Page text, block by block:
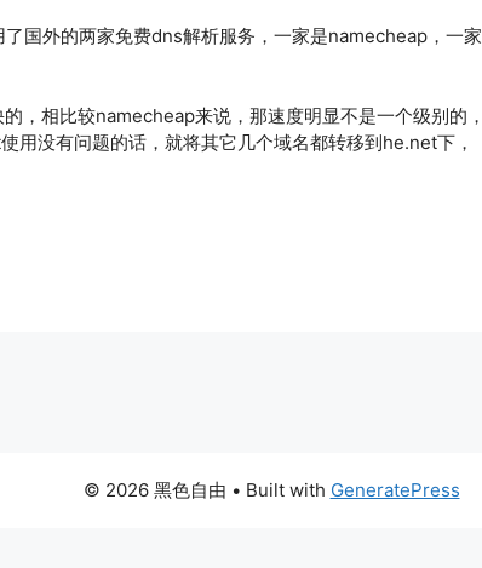
国外的两家免费dns解析服务，一家是namecheap，一家
，相比较namecheap来说，那速度明显不是一个级别的，
没有问题的话，就将其它几个域名都转移到he.net下，
© 2026 黑色自由 • Built with GeneratePress